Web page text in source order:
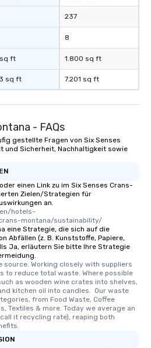
ft
sq ft
237
8
1.800 sq ft
7.201 sq ft
- FAQs
gestellte Fragen von Six Senses
und Sicherheit, Nachhaltigkeit sowie
einen Link zu im Six Senses Crans-
Zielen/Strategien für
an.
hotels-
montana/sustainability/
eine Strategie, die sich auf die
Abfällen (z. B. Kunststoffe, Papiere,
Ja, erläutern Sie bitte Ihre Strategie
Working closely with suppliers
to reduce total waste. Where possible
as wooden wine crates into shelves,
kitchen oil into candles.  Our waste
from Food Waste, Coffee
Textiles & more. Today we average an
it recycling rate), reaping both